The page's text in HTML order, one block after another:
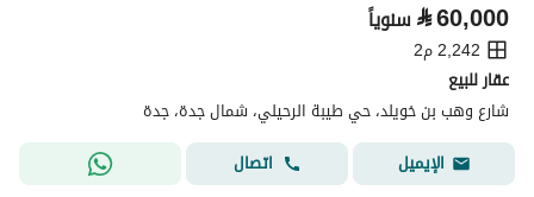
⃁60,000 سنوياً
2,242 م2
عقار للبيع
شارع وهب بن خويلد، حي طيبة الرحيلي، شمال جدة، جدة
الإيميل
اتصال